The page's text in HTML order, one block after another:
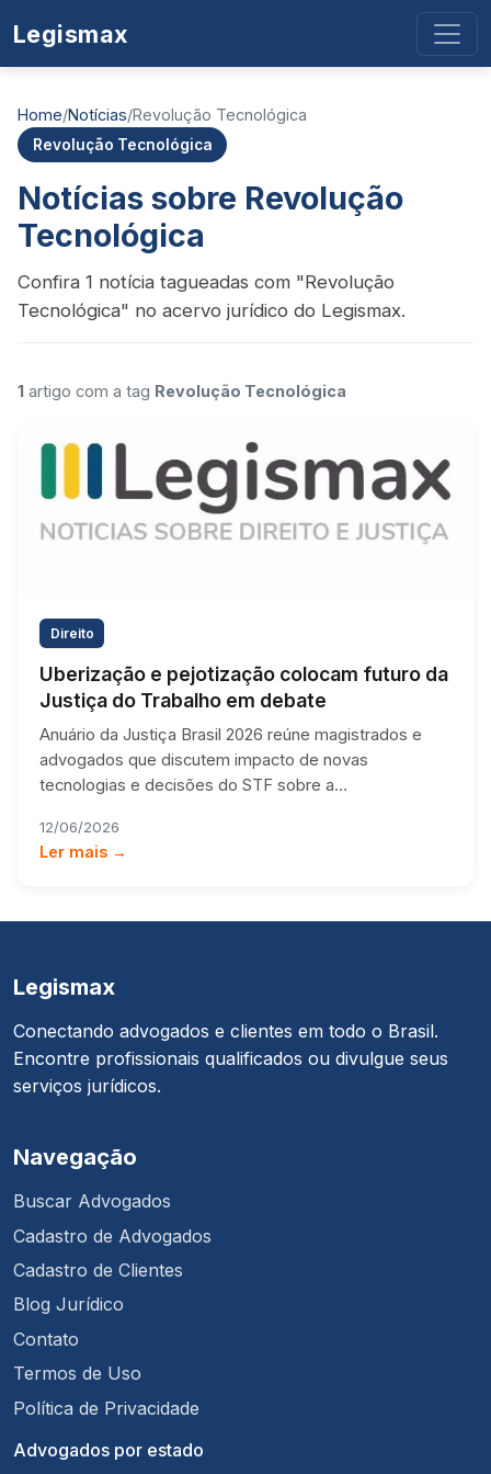
Legismax
Home/Notícias/Revolução Tecnológica
Revolução Tecnológica
Notícias sobre Revolução
Tecnológica
Confira 1 notícia tagueadas com "Revolução
Tecnológica" no acervo jurídico do Legismax.
1 artigo com a tag Revolução Tecnológica
Direito
Uberização e pejotização colocam futuro da
Justiça do Trabalho em debate
Anuário da Justiça Brasil 2026 reúne magistrados e
advogados que discutem impacto de novas
tecnologias e decisões do STF sobre a…
12/06/2026
Ler mais →
Legismax
Conectando advogados e clientes em todo o Brasil.
Encontre profissionais qualificados ou divulgue seus
serviços jurídicos.
Navegação
Buscar Advogados
Cadastro de Advogados
Cadastro de Clientes
Blog Jurídico
Contato
Termos de Uso
Política de Privacidade
Advogados por estado